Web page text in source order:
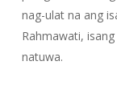
nag-ulat na ang
Rahmawati,
natuwa.